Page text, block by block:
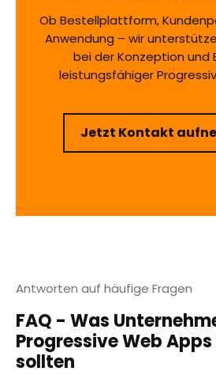
Ob Bestellplattform,
Anwendung – wir
bei der Konzeption und
leistungsfähiger
Jetzt Kontakt
Antworten auf häufige Fragen
FAQ - Was
Progressive Web
sollten